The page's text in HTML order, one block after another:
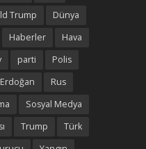
Trump
Dünya
Haberler
Hava
parti
Polis
Rus
Sosyal Medya
Trump
Türk